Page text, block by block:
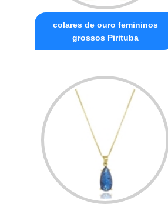
colares de ouro femininos
grossos Pirituba